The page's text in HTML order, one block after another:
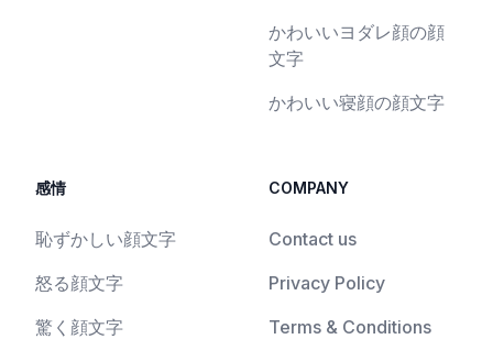
かわいいヨダレ顔の顔
文字
かわいい寝顔の顔文字
感情
恥ずかしい顔文字
怒る顔文字
驚く顔文字
COMPANY
Contact us
Privacy Policy
Terms & Conditions